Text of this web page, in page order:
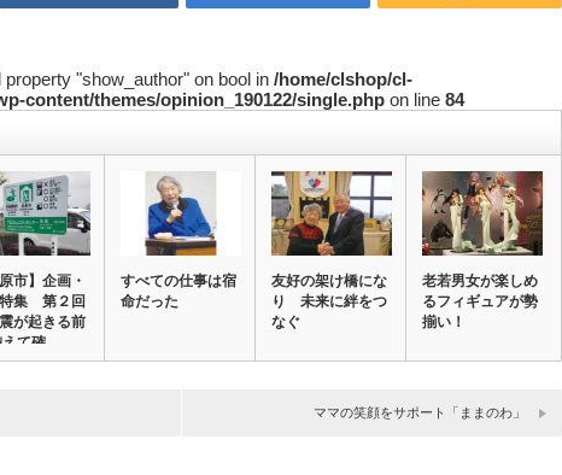
property "show_author" on bool in /home/clshop/cl-
content/themes/opinion_190122/single.php on line 84
原市】企画・
集 第２回
が起きる前
て確…
すべての仕事は宿
命だった
友好の架け橋にな
り 未来に絆をつ
なぐ
老若男女が楽しめ
るフィギュアが勢
揃い！
ママの笑顔をサポート「ままのわ」